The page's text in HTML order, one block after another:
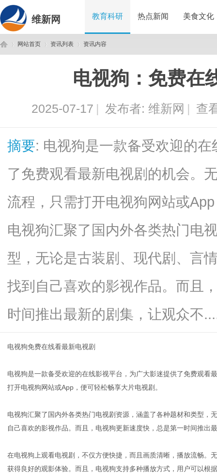
维新网 教育科研 热点新闻 美食文化
网站首页 资讯列表 资讯内容
电视狗：免费在
2025-07-17 | 发布者: 维新网 | 查
摘要: 电视狗是一款备受欢迎的
了免费观看最新电视剧的机会。
流程，只需打开电视狗网站或
电视狗汇聚了国内外各类热门电
型，无论是古装剧、现代剧、言
找到自己喜欢的影视作品。而且
时间推出最新的剧集，让观众不
电视狗免费在线看最新电视剧
电视狗是一款备受欢迎的在线影视平台，为广大影迷提供了免费观看
打开电视狗网站或App，便可轻松畅享大片电视剧。
电视狗汇聚了国内外各类热门电视剧资源，涵盖了各种题材和类型，
自己喜欢的影视作品。而且，电视狗更新速度快，总是第一时间推出
在电视狗上观看电视剧，不仅方便快捷，而且画质清晰，播放流畅。
获得良好的观影体验。而且，电视狗支持多种播放方式，用户可以根